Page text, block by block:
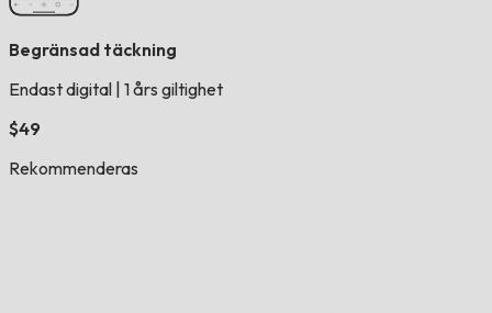
Begränsad täckning
Endast digital 1 års giltighet
$49
Rekommenderas